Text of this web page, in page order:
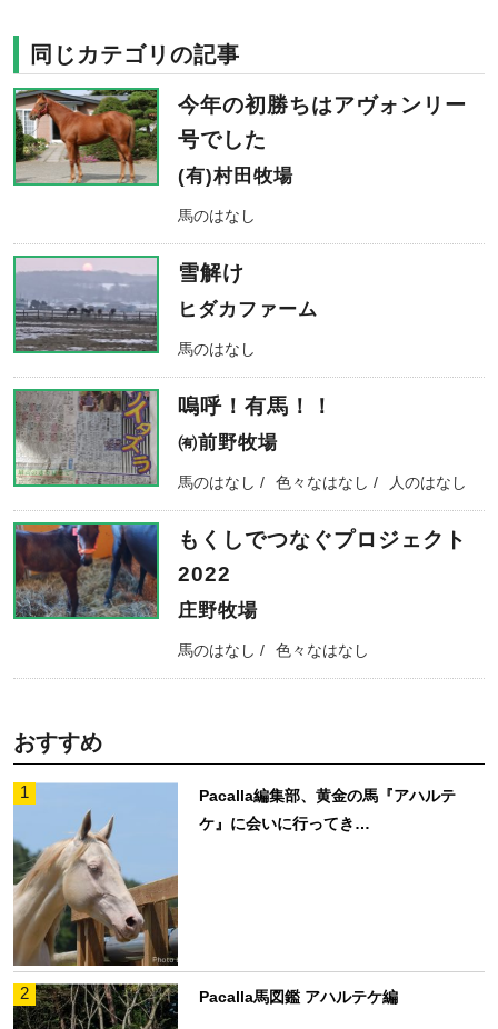
同じカテゴリの記事
今年の初勝ちはアヴォンリー
号でした
(有)村田牧場
馬のはなし
雪解け
ヒダカファーム
馬のはなし
嗚呼！有馬！！
㈲前野牧場
馬のはなし 色々なはなし 人のはなし
もくしでつなぐプロジェクト
2022
庄野牧場
馬のはなし 色々なはなし
おすすめ
1
Pacalla編集部、黄金の馬『アハルテ
ケ』に会いに行ってき…
2 Pacalla馬図鑑 アハルテケ編